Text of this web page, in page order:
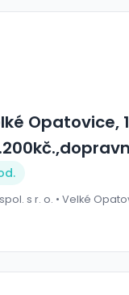
Opatovice,
spol. s r. o. • Velké